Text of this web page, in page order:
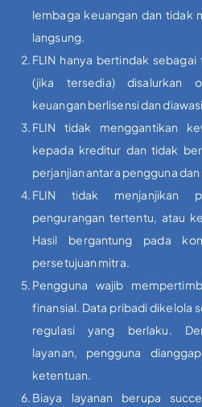
lembaga keuangan dan tidak
langsung.
FLIN hanya bertindak sebagai
(jika tersedia) disalurkan
keuangan berlisensi dan
FLIN tidak menggantikan
kepada kreditur dan tidak
perjanjian antara pengguna
FLIN tidak menjanjikan
pengurangan tertentu, atau
Hasil bergantung pada
persetujuan mitra.
Pengguna wajib
finansial. Data pribadi dikelola
regulasi yang berlaku.
layanan, pengguna
ketentuan.
Biaya layanan berupa